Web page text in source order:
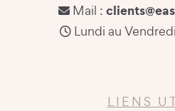
Mail :
Lundi au
LIENS